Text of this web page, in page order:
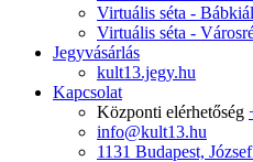
Virtuális séta -
Virtuális séta -
Jegyvásárlás
kult13.jegy.hu
Kapcsolat
Központi elérhetőség
info@kult13.hu
1131 Budapest,